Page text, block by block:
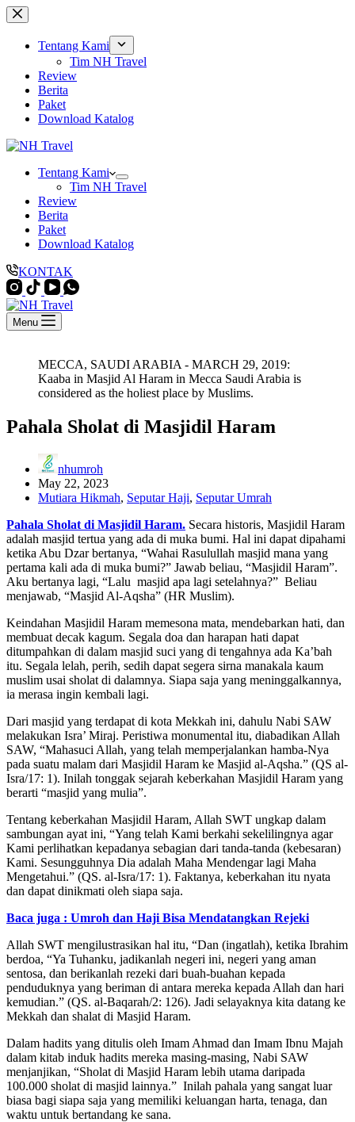
Skip
to
contentTentang Kami
Tim NH Travel
Review
Berita
Paket
Download Katalog
Tentang Kami
Tim NH Travel
Review
Berita
Paket
Download Katalog
KONTAK
Menu
MECCA, SAUDI ARABIA - MARCH 29, 2019:
Kaaba in Masjid Al Haram in Mecca Saudi Arabia is
considered as the holiest place by Muslims.
Pahala Sholat di Masjidil Haram
nhumroh
May 22, 2023
Mutiara Hikmah, Seputar Haji, Seputar Umrah
Pahala Sholat di Masjidil Haram. Secara historis, Masjidil Haram
adalah masjid tertua yang ada di muka bumi. Hal ini dapat dipahami
ketika Abu Dzar bertanya, “Wahai Rasulullah masjid mana yang
pertama kali ada di muka bumi?” Jawab beliau, “Masjidil Haram”.
Aku bertanya lagi, “Lalu masjid apa lagi setelahnya?” Beliau
menjawab, “Masjid Al-Aqsha” (HR Muslim).
Keindahan Masjidil Haram memesona mata, mendebarkan hati, dan
membuat decak kagum. Segala doa dan harapan hati dapat
ditumpahkan di dalam masjid suci yang di tengahnya ada Ka’bah
itu. Segala lelah, perih, sedih dapat segera sirna manakala kaum
muslim usai sholat di dalamnya. Siapa saja yang meninggalkannya,
ia merasa ingin kembali lagi.
Dari masjid yang terdapat di kota Mekkah ini, dahulu Nabi SAW
melakukan Isra’ Miraj. Peristiwa monumental itu, diabadikan Allah
SAW, “Mahasuci Allah, yang telah memperjalankan hamba-Nya
pada suatu malam dari Masjidil Haram ke Masjid al-Aqsha.” (QS al-
Isra/17: 1). Inilah tonggak sejarah keberkahan Masjidil Haram yang
berarti “masjid yang mulia”.
Tentang keberkahan Masjidil Haram, Allah SWT ungkap dalam
sambungan ayat ini, “Yang telah Kami berkahi sekelilingnya agar
Kami perlihatkan kepadanya sebagian dari tanda-tanda (kebesaran)
Kami. Sesungguhnya Dia adalah Maha Mendengar lagi Maha
Mengetahui.” (QS. al-Isra/17: 1). Faktanya, keberkahan itu nyata
dan dapat dinikmati oleh siapa saja.
Baca juga : Umroh dan Haji Bisa Mendatangkan Rejeki
Allah SWT mengilustrasikan hal itu, “Dan (ingatlah), ketika Ibrahim
berdoa, “Ya Tuhanku, jadikanlah negeri ini, negeri yang aman
sentosa, dan berikanlah rezeki dari buah-buahan kepada
penduduknya yang beriman di antara mereka kepada Allah dan hari
kemudian.” (QS. al-Baqarah/2: 126). Jadi selayaknya kita datang ke
Mekkah dan shalat di Masjid Haram.
Dalam hadits yang ditulis oleh Imam Ahmad dan Imam Ibnu Majah
dalam kitab induk hadits mereka masing-masing, Nabi SAW
menjanjikan, “Sholat di Masjid Haram lebih utama daripada
100.000 sholat di masjid lainnya.” Inilah pahala yang sangat luar
biasa bagi siapa saja yang memiliki keluangan harta, tenaga, dan
waktu untuk bertandang ke sana.